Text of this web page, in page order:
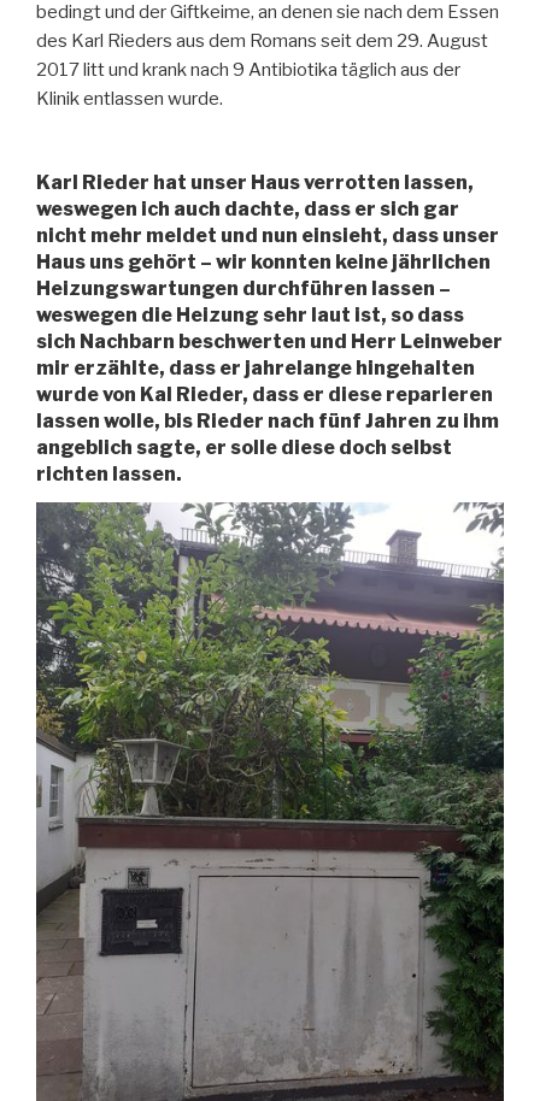
bedingt und der Giftkeime, an denen sie nach dem Essen
des Karl Rieders aus dem Romans seit dem 29. August
2017 litt und krank nach 9 Antibiotika täglich aus der
Klinik entlassen wurde.
Karl Rieder hat unser Haus verrotten lassen,
weswegen ich auch dachte, dass er sich gar
nicht mehr meldet und nun einsieht, dass unser
Haus uns gehört – wir konnten keine jährlichen
Heizungswartungen durchführen lassen –
weswegen die Heizung sehr laut ist, so dass
sich Nachbarn beschwerten und Herr Leinweber
mir erzählte, dass er jahrelange hingehalten
wurde von Kal Rieder, dass er diese reparieren
lassen wolle, bis Rieder nach fünf Jahren zu ihm
angeblich sagte, er solle diese doch selbst
richten lassen.